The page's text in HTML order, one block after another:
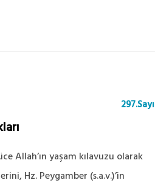
297.Sayı
Allah’ın yaşam kılavuzu olarak
Hz. Peygamber (s.a.v.)’in